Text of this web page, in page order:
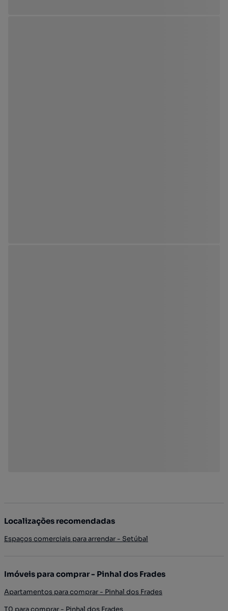
Localizações recomendadas
Espaços comerciais para arrendar - Setúbal
Imóveis para comprar - Pinhal dos Frades
Apartamentos para comprar - Pinhal dos Frades
T0 para comprar - Pinhal dos Frades